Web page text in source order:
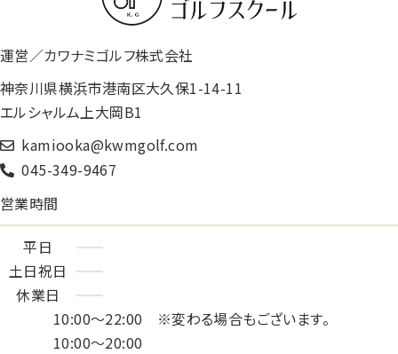
運営／カワナミゴルフ株式会社
神奈川県横浜市港南区大久保1-14-11
エルシャルム上大岡B1
kamiooka@kwmgolf.com
045-349-9467
営業時間
平日
土日祝日
休業日
10:00〜22:00 ※変わる場合もございます。
10:00〜20:00